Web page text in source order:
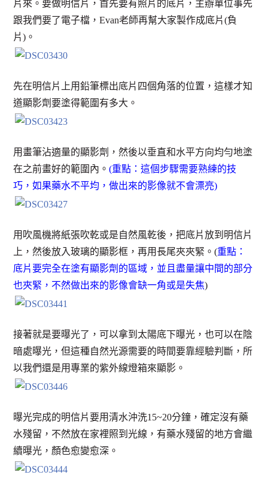
片來。要做明信片，首先要有照片的底片，主辦單位事先
跟我們要了電子檔，Evan老師再幫大家製作成底片(負
片)。
先在明信片上用鉛筆標出底片四個角落的位置，這樣才知
道顯影劑要塗得範圍有多大。
用畫筆沾適量的顯影劑，然後以垂直和水平方向均勻地塗
在之前畫好的範圍內。(重點：這個步驟需要熟練的技
巧，如果藥水不平均，做出來的影像就不會漂亮)
用吹風機將紙張吹乾或是自然風乾後，把底片放到明信片
上，然後放入玻璃的顯影框，再用長尾夾夾緊。(重點：
底片要完全在塗有顯影劑的區域，並且盡量讓中間的部分
也夾緊，不然做出來的影像會缺一角或是失焦)
接著就是要曝光了，可以拿到太陽底下曝光，也可以在陰
暗處曝光，但這種自然光源需要的時間要靠經驗判斷，所
以我們還是用專業的紫外線燈箱來顯影。
曝光完成的明信片要用清水沖洗15~20分鐘，確定沒有藥
水殘留，不然放在家裡照到光線，有藥水殘留的地方會繼
續曝光，顏色愈變愈深。